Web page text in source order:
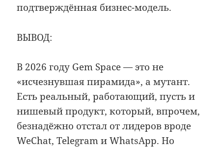
подтверждённая бизнес-модель.
ВЫВОД:
В 2026 году Gem Space — это не
«исчезнувшая пирамида», а мутант.
Есть реальный, работающий, пусть и
нишевый продукт, который, впрочем,
безнадёжно отстал от лидеров вроде
WeChat, Telegram и WhatsApp. Но